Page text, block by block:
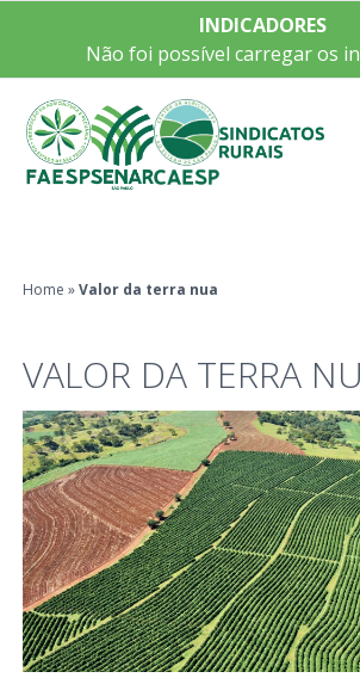
INDICADORES
Não foi possível carregar os
Home »Valor da terra nua
VALOR DA TERRA